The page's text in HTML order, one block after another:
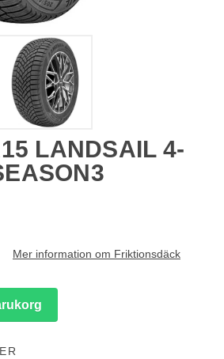
LANDSAIL 4-
Mer information om Friktionsdäck